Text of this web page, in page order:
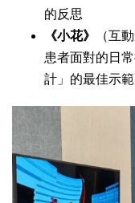
的反思
《小花》
（互
患者面對的日
計」的最佳示範